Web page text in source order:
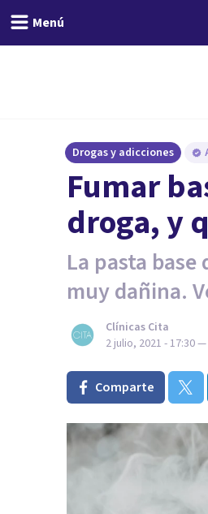
Menú
Drogas y adicciones
Fumar
droga, y
La pasta
muy dañina.
Clínicas Cita
2 julio, 2021 - 17:30—
Comparte